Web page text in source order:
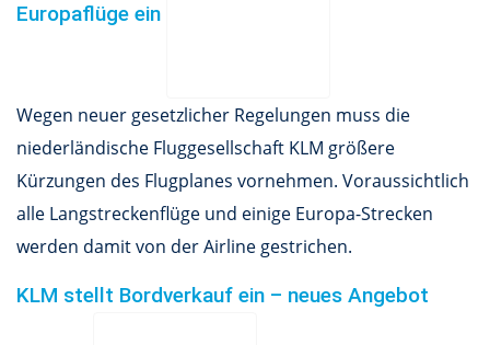
Europaflüge ein
Wegen neuer gesetzlicher Regelungen muss die
niederländische Fluggesellschaft KLM größere
Kürzungen des Flugplanes vornehmen. Voraussichtlich
alle Langstreckenflüge und einige Europa-Strecken
werden damit von der Airline gestrichen.
KLM stellt Bordverkauf ein – neues Angebot